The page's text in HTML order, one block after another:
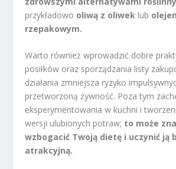
przykładowo oliwą z oliwek lub
rzepakowym.
Warto również wprowadzić dobre
posiłków oraz sporządzania listy
działania zmniejsza ryzyko
przetworzoną żywność. Poza tym
eksperymentowania w kuchni i
wersji ulubionych potraw; to może
wzbogacić Twoją dietę i uczynić ją
atrakcyjną.